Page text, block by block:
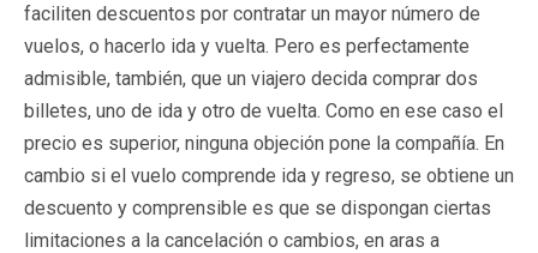
faciliten descuentos por contratar un mayor número de
vuelos, o hacerlo ida y vuelta. Pero es perfectamente
admisible, también, que un viajero decida comprar dos
billetes, uno de ida y otro de vuelta. Como en ese caso el
precio es superior, ninguna objeción pone la compañía. En
cambio si el vuelo comprende ida y regreso, se obtiene un
descuento y comprensible es que se dispongan ciertas
limitaciones a la cancelación o cambios, en aras a